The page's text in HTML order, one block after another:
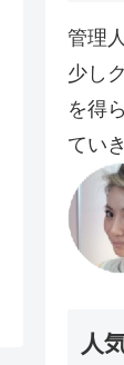
管理
少し
を得
てい
人